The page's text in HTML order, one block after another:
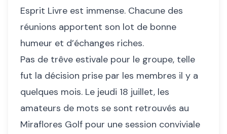
Esprit Livre est immense. Chacune des
réunions apportent son lot de bonne
humeur et d’échanges riches.
Pas de trêve estivale pour le groupe, telle
fut la décision prise par les membres il y a
quelques mois. Le jeudi 18 juillet, les
amateurs de mots se sont retrouvés au
Miraflores Golf pour une session conviviale